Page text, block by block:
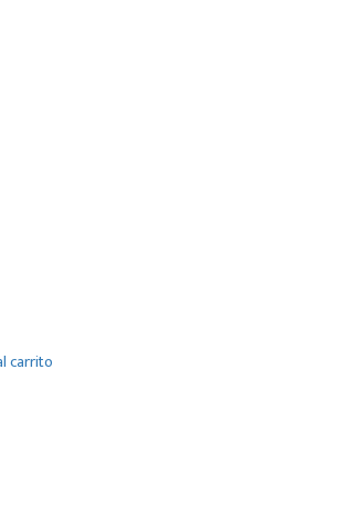
carrito